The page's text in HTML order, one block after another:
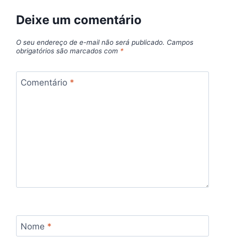
Deixe um comentário
O seu endereço de e-mail não será publicado. Campos
obrigatórios são marcados com *
Comentário *
Nome *